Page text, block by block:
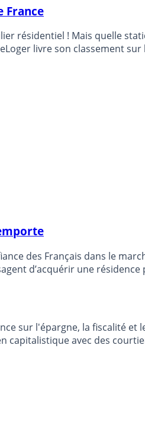
France
résidentiel ! Mais quelle
livre son classement
des Français dans le
d’acquérir une
sur l'épargne, la fiscalité
avec des